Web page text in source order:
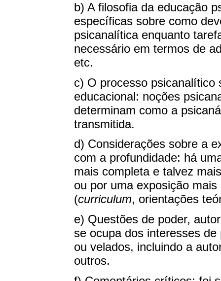
b) A filosofia da educação
específicas sobre como
psicanalítica enquanto
necessário em termos de
etc.
c) O processo psicanalítico
educacional: noções
determinam como a
transmitida.
d) Considerações sobre a
com a profundidade: há
mais completa e talvez
ou por uma exposição
(curriculum, orientações
e) Questões de poder,
se ocupa dos interesses
ou velados, incluindo a
outros.